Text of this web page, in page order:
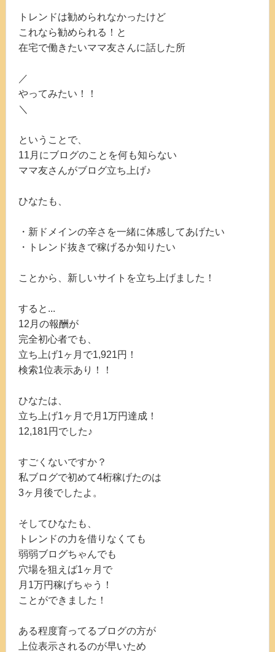
トレンドは勧められなかったけど
これなら勧められる！と
在宅で働きたいママ友さんに話した所
／
やってみたい！！
＼
ということで、
11月にブログのことを何も知らない
ママ友さんがブログ立ち上げ♪
ひなたも、
・新ドメインの辛さを一緒に体感してあげたい
・トレンド抜きで稼げるか知りたい
ことから、新しいサイトを立ち上げました！
すると...
12月の報酬が
完全初心者でも、
立ち上げ1ヶ月で1,921円！
検索1位表示あり！！
ひなたは、
立ち上げ1ヶ月で月1万円達成！
12,181円でした♪
すごくないですか？
私ブログで初めて4桁稼げたのは
3ヶ月後でしたよ。
そしてひなたも、
トレンドの力を借りなくても
弱弱ブログちゃんでも
穴場を狙えば1ヶ月で
月1万円稼げちゃう！
ことができました！
ある程度育ってるブログの方が
上位表示されるのが早いため